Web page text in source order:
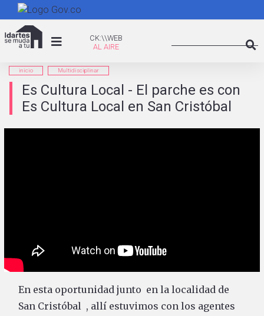
al
CK:\WEB
CK:\\WEB
inicio Multidisciplinar
Es Cultura Local - El parche es con
Es Cultura Local en San Cristóbal
En esta oportunidad junto en la localidad de
San Cristóbal , allí estuvimos con los agentes